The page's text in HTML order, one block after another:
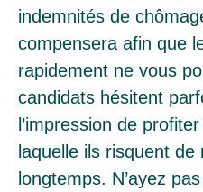
indemnités de
compensera afin que
rapidement ne vous
candidats hésitent
l’impression de
laquelle ils risquent
longtemps. N’ayez